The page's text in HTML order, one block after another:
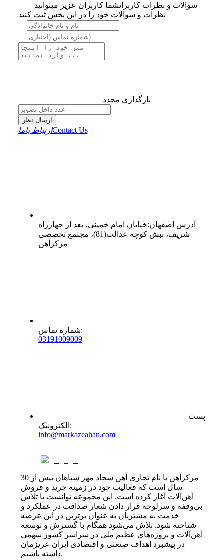
سوالات و نظرات کاربرانشما کاربران عزیز میتوانید
نظرات و سوالات خود را در این بخش ثبت کنید
بارگذاری مجدد
ارسال نظر
ارتباط باماContact Us
آدرس اصفهان:خیابان امام خمینی، بعد از چهارراه
شریف، نبش کوچه عدالت(81)، مجتمع تخصصی
مرکزآهن
شماره تماس:
03191009009
پست
الکترونیک :
info@markazeahan.com
مرکزآهن با نام تجاری آهن سجاد مهر سپاهان بیش از 30
سال است که فعالیت خود در زمینه خرید و فروش
آهن‌آلات آغاز کرده است. این مجموعه توانست با تلاش
بی‌وقفه و سرلوحه قرار دادن شعار صداقت در عملکرد و
خدمت به مشتریان به عنوان برترین در این عرصه
شناخته شود. تلاش می‌شود همگام با گسترش و توسعه
آهن‌آلات و پروژه‌های عظیم ملی در سراسر کشور سهمی
در پیشبرد اهداف صنعتی و اقتصادی ایران عزیزمان
داشته باشیم.